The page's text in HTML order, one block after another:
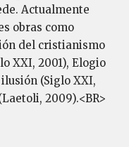
Actualmente
obras como
del cristianismo
XXI, 2001), Elogio
(Siglo XXI,
2009).<BR>